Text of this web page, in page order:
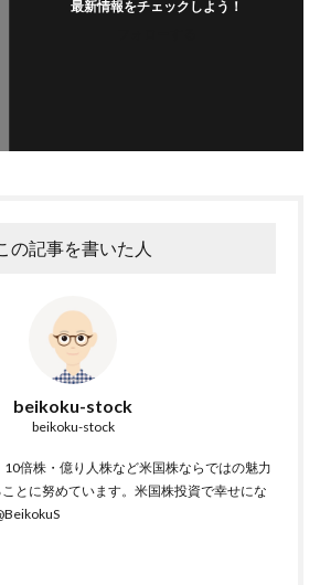
最新情報をチェックしよう！
の記事を書いた人
beikoku-stock
beikoku-stock
倍株・億り人株など米国株ならではの魅力
とに努めています。米国株投資で幸せにな